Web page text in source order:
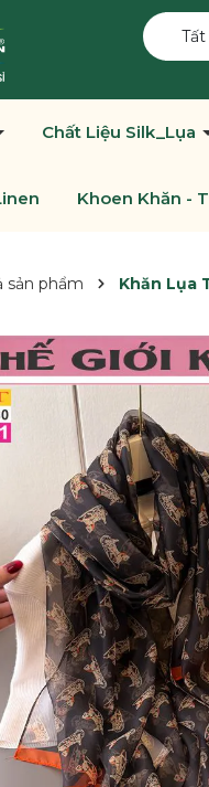
Tất
Chất Liệu Silk_Lụa
Khoen Khăn -
sản phẩm Khăn Lụa